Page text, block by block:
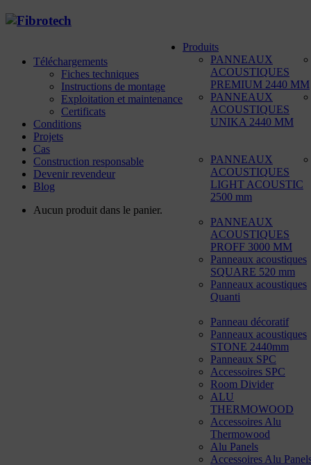
Téléchargements
Fiches techniques
Instructions de montage
Exploitation et maintenance
Certificats
Conditions
Projets
Cas
Construction responsable
Devenir revendeur
Blog
Aucun produit dans le panier.
Produits
PANNEAUX
ACOUSTIQUES
PREMIUM 2440 MM
PANNEAUX
ACOUSTIQUES
UNIKA 2440 MM
PANNEAUX
ACOUSTIQUES
LIGHT ACOUSTIC
2500 mm
PANNEAUX
ACOUSTIQUES
PROFF 3000 MM
Panneaux acoustiques
SQUARE 520 mm
Panneaux acoustiques
Quanti
Panneau décoratif
Panneaux acoustiques
STONE 2440mm
Panneaux SPC
Accessoires SPC
Room Divider
ALU
THERMOWOOD
Accessoires Alu
Thermowood
Alu Panels
Accessoires Alu